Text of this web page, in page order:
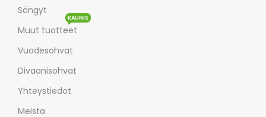
Sängyt
Muut tuotteet
KAUNIS
Vuodesohvat
Divaanisohvat
Yhteystiedot
Meista